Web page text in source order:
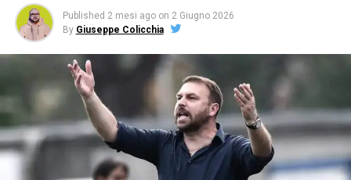
Published 2 mesi ago on 2 Giugno 2026
By Giuseppe Colicchia